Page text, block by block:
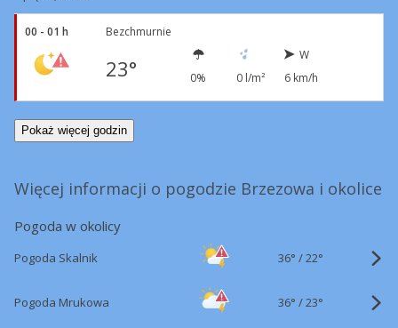
00 - 01 h Bezchmurnie
23° 0% 0 l/m²
W
6 km/h
Pokaż więcej godzin
Więcej informacji o pogodzie Brzezowa i okolice
Pogoda w okolicy
Pogoda Skalnik 36° /22°
Pogoda Mrukowa 36° /23°